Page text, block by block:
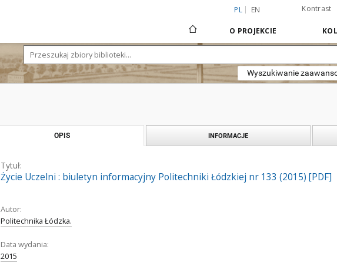
PL EN Kontrast
O PROJEKCIE
Wyszukiwanie
OPIS INFORMACJE
Tytuł:
Życie Uczelni : biuletyn informacyjny Politechniki Łódzkiej nr 133 (2015) [PDF]
Autor:
Politechnika Łódzka.
Data wydania:
2015